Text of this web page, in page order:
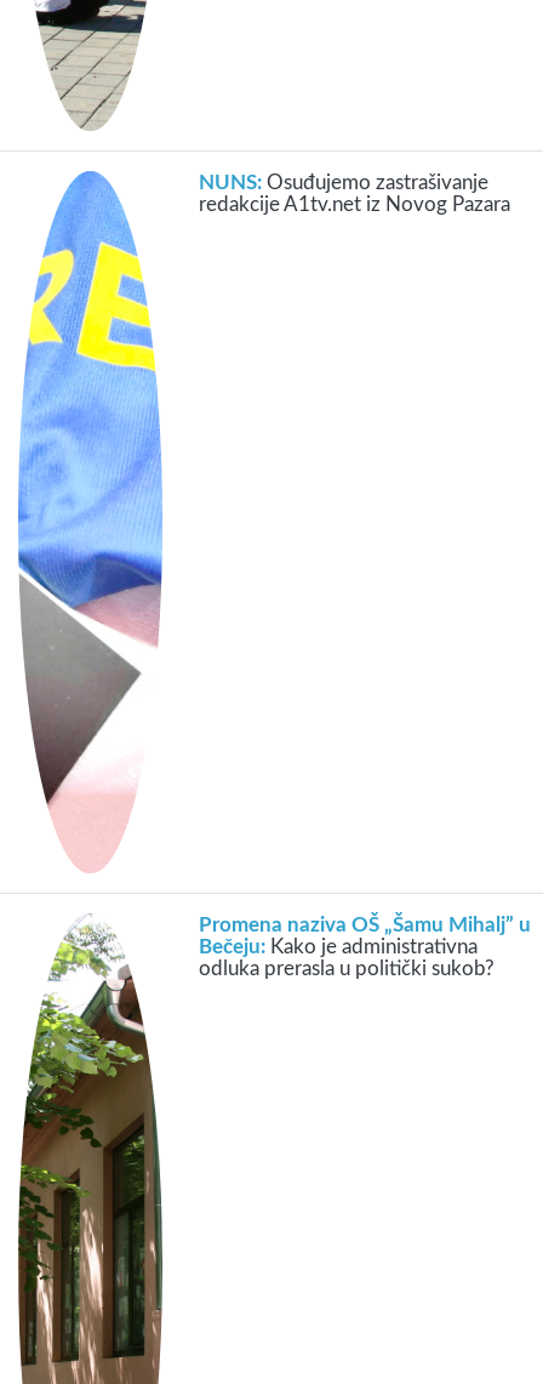
NUNS:Osuđujemo zastrašivanje
redakcije A1tv.net iz Novog Pazara
Promena naziva OŠ „Šamu Mihalj” u
Bečeju: Kako je administrativna
odluka prerasla u politički sukob?